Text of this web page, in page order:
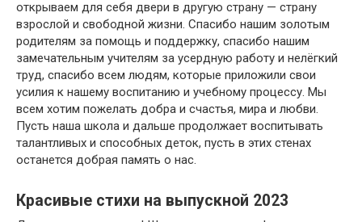
открываем для себя двери в другую страну — страну
взрослой и свободной жизни. Спасибо нашим золотым
родителям за помощь и поддержку, спасибо нашим
замечательным учителям за усердную работу и нелёгкий
труд, спасибо всем людям, которые приложили свои
усилия к нашему воспитанию и учебному процессу. Мы
всем хотим пожелать добра и счастья, мира и любви.
Пусть наша школа и дальше продолжает воспитывать
талантливых и способных деток, пусть в этих стенах
останется добрая память о нас.
Красивые стихи на выпускной 2023